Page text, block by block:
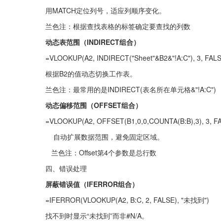
用MATCH定位列号，适应列顺序变化。
兰色注：根据查找表格的标签确定要查找的列数
动态表范围（INDIRECT组合）
=VLOOKUP(A2, INDIRECT("Sheet"&B2&"!A:C"), 3,
根据B2的值动态切换工作表。
兰色注：最常用的是INDIRECT(表名所在单元格&"!A:C")
动态偏移范围（OFFSET组合）
=VLOOKUP(A2, OFFSET(B1,0,0,COUNTA(B:B),3), 3,
自动扩展数据范围，避免固定区域。
兰色注：Offset第4个参数是总行数
四、错误处理
屏蔽错误值（IFERROR组合）
=IFERROR(VLOOKUP(A2, B:C, 2, FALSE), "未找到")
找不到时显示“未找到”而非#N/A。